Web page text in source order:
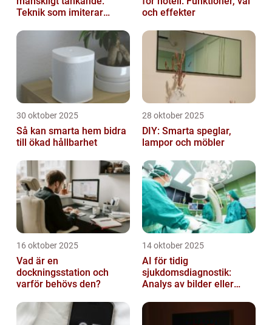
Teknik som imiterar
och effekter
30 oktober 2025
Så kan smarta hem bidra
till ökad hållbarhet
28 oktober 2025
DIY: Smarta speglar,
lampor och möbler
16 oktober 2025
Vad är en
dockningsstation och
varför behövs den?
14 oktober 2025
AI för tidig
sjukdomsdiagnostik:
Analys av bilder eller